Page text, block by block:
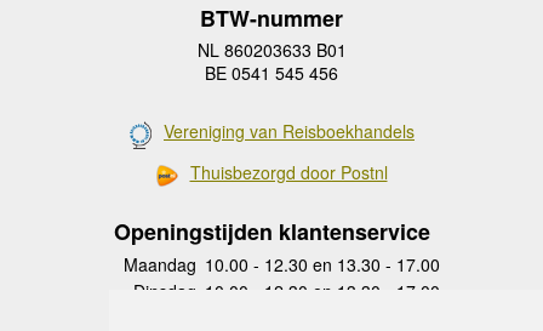
BTW-nummer
NL 860203633 B01
BE 0541 545 456
Vereniging van Reisboekhandels
Thuisbezorgd door Postnl
Openingstijden klantenservice
Maandag 10.00 - 12.30 en 13.30 - 17.00
Dinsdag 10.00 - 12.30 en 13.30 - 17.00